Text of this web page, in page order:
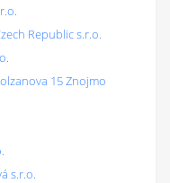
Republic s.r.o.
15 Znojmo
s.r.o.